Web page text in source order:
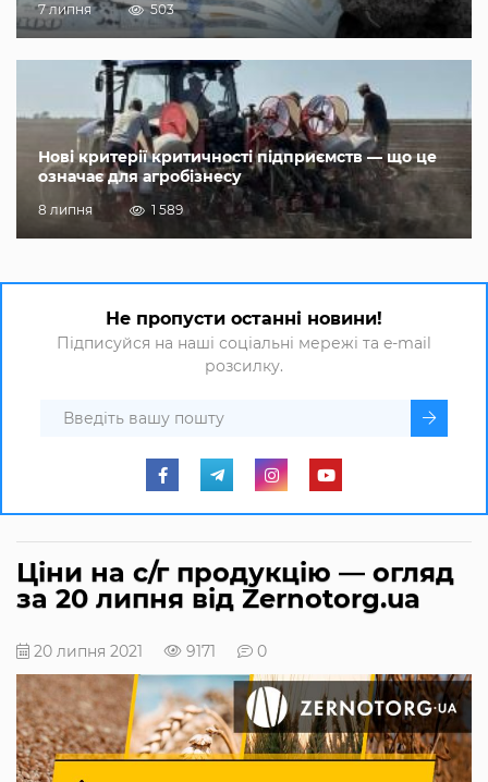
7 липня 503
Нові критерії критичності підприємств — що це
означає для агробізнесу
8 липня 1 589
Не пропусти останні новини!
Підписуйся на наші соціальні мережі та e-mail
розсилку.
Ціни на с/г продукцію — огляд
за 20 липня від Zernotorg.ua
20 липня 2021 9171 0